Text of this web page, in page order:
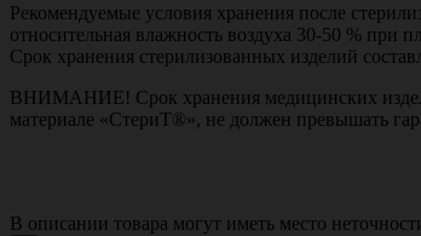
Рекомендуемые условия хранения после
относительная влажность воздуха 30-50 % при
Срок хранения стерилизованных изделий
ВНИМАНИЕ! Срок хранения медицинских
материале «СтериТ®», не должен превышать
В описании товара могут иметь место